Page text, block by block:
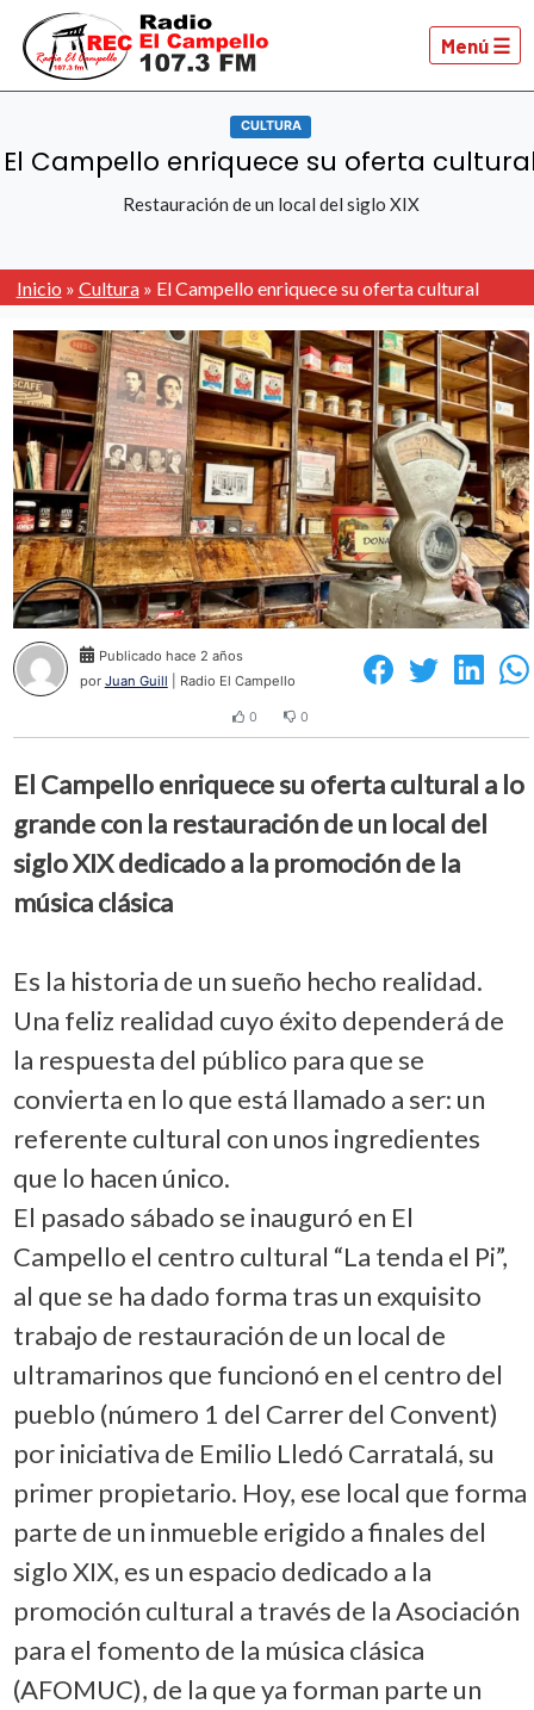
Menú ☰
CULTURA
El Campello enriquece su oferta
Restauración de un local del siglo XIX
Inicio » Cultura» El Campello enriquece su oferta cultural
Publicado hace 2 años
por Juan Guill | Radio El Campello
0 0
El Campello enriquece su oferta cultural a lo
grande con la restauración de un local del
siglo XIX dedicado a la promoción de la
música clásica
Es la historia de un sueño hecho realidad.
Una feliz realidad cuyo éxito dependerá de
la respuesta del público para que se
convierta en lo que está llamado a ser: un
referente cultural con unos ingredientes
que lo hacen único.
El pasado sábado se inauguró en El
Campello el centro cultural “La tenda el Pi”,
al que se ha dado forma tras un exquisito
trabajo de restauración de un local de
ultramarinos que funcionó en el centro del
pueblo (número 1 del Carrer del Convent)
por iniciativa de Emilio Lledó Carratalá, su
primer propietario. Hoy, ese local que forma
parte de un inmueble erigido a finales del
siglo XIX, es un espacio dedicado a la
promoción cultural a través de la Asociación
para el fomento de la música clásica
(AFOMUC), de la que ya forman parte un